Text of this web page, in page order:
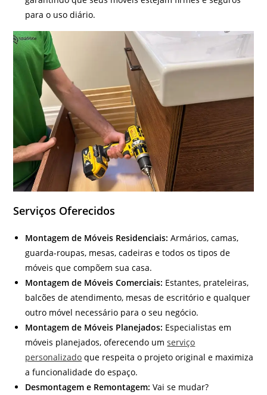
para o uso diário.
Serviços Oferecidos
Montagem de Móveis Residenciais: Armários, camas,
guarda-roupas, mesas, cadeiras e todos os tipos de
móveis que compõem sua casa.
Montagem de Móveis Comerciais: Estantes, prateleiras,
balcões de atendimento, mesas de escritório e qualquer
outro móvel necessário para o seu negócio.
Montagem de Móveis Planejados: Especialistas em
móveis planejados, oferecendo umserviço
personalizado que respeita o projeto original e maximiza
a funcionalidade do espaço.
Desmontagem e Remontagem: Vai se mudar?